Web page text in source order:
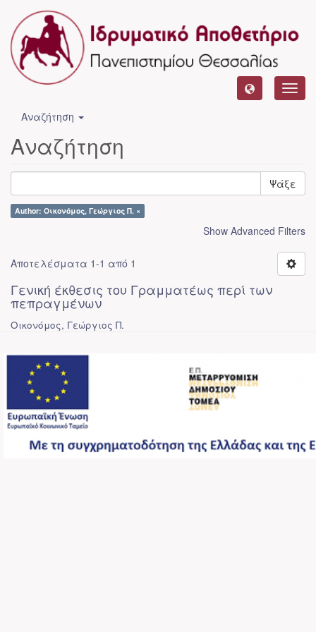
Αναζήτηση
Αναζήτηση
Ψάξε
Author: Οικονόμος, Γεώργιος Π. ×
Show Advanced Filters
Αποτελέσματα 1-1 από 1
Γενική έκθεσις του Γραμματέως περί των
πεπραγμένων
Οικονόμος, Γεώργιος Π.